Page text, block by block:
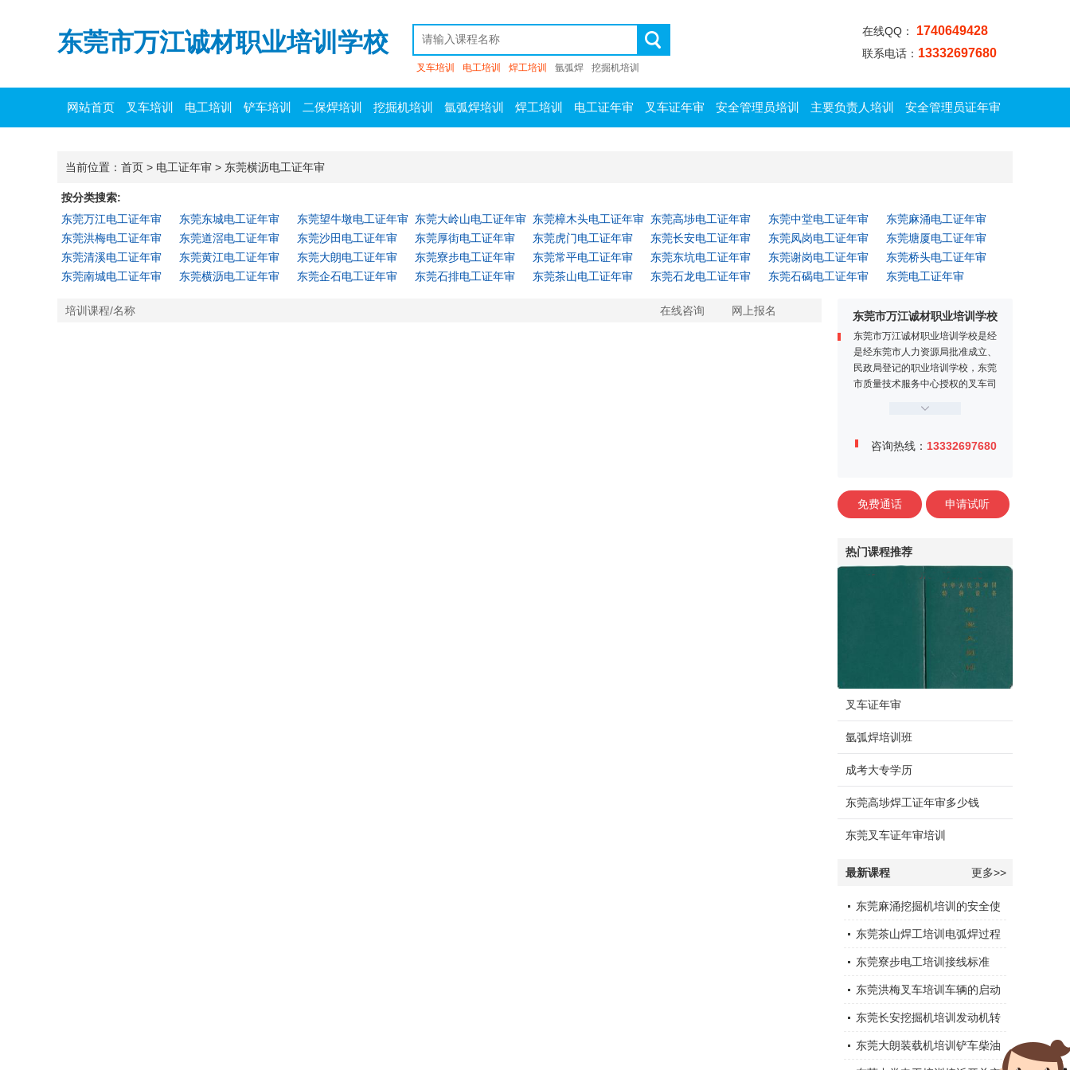
东莞市万江诚材职业培训学校
叉车培训 电工培训 焊工培训 氩弧焊 挖掘机培训
在线QQ： 1740649428
联系电话： 13332697680
网站首页 叉车培训 电工培训 铲车培训 二保焊培训 挖掘机培训 氩弧焊培训 焊工培训 电工证年审 叉车证年审 安全管理员培训 主要负责人培训 安全管理员证年审
当前位置： 首页 > 电工证年审 > 东莞横沥电工证年审
按分类搜索:
东莞万江电工证年审
东莞东城电工证年审 东莞望牛墩电工证年审 东莞大岭山电工证年审 东莞樟木头电工证年审 东莞高埗电工证年审 东莞中堂电工证年审
东莞麻涌电工证年审
东莞洪梅电工证年审
东莞道滘电工证年审 东莞沙田电工证年审 东莞厚街电工证年审 东莞虎门电工证年审 东莞长安电工证年审 东莞凤岗电工证年审
东莞塘厦电工证年审
东莞清溪电工证年审
东莞黄江电工证年审 东莞大朗电工证年审 东莞寮步电工证年审 东莞常平电工证年审 东莞东坑电工证年审 东莞谢岗电工证年审
东莞桥头电工证年审
东莞南城电工证年审
东莞横沥电工证年审 东莞企石电工证年审 东莞石排电工证年审 东莞茶山电工证年审 东莞石龙电工证年审 东莞石碣电工证年审 东莞电工证年审
东莞市万江诚材职业培训学校
东莞市万江诚材职业培训学校是经
是经东莞市人力资源局批准成立、
民政局登记的职业培训学校，东莞
市质量技术服务中心授权的叉车司
师资力量雄厚，学校内设电工实训
咨询热线： 13332697680
免费通话 申请试听
热门课程推荐
叉车证年审
氩弧焊培训班
成考大专学历
东莞高埗焊工证年审多少钱
东莞叉车证年审培训
最新课程 更多>>
东莞麻涌挖掘机培训的安全使
用
东莞茶山焊工培训电弧焊过程
中通常会采取以下措施
东莞寮步电工培训接线标准
东莞洪梅叉车培训车辆的启动
运行
东莞长安挖掘机培训发动机转
速下降
东莞大朗装载机培训铲车柴油
培训课程/名称 在线咨询 网上报名